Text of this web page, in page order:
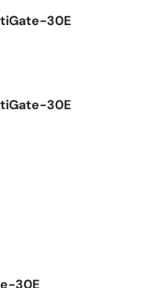
30E
30E
30E